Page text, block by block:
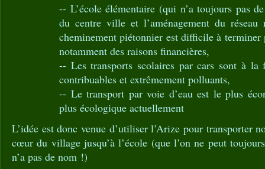
-- L’école élémentaire (qui n’a toujours pas
du centre ville et l’aménagement du
cheminement piétonnier est difficile à
notamment des raisons financières,
-- Les transports scolaires par cars sont à la
contribuables et extrêmement polluants,
-- Le transport par voie d’eau est le plus
plus écologique actuellement
L’idée est donc venue d’utiliser l’Arize pour transporter
cœur du village jusqu’à l’école (que l’on ne peut
n’a pas de nom !)